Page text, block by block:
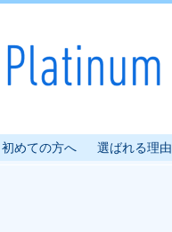
初めての方へ 選ばれる理由